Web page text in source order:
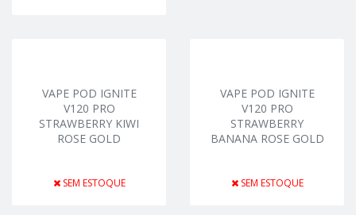
VAPE POD IGNITE
V120 PRO
STRAWBERRY KIWI
ROSE GOLD
SEM ESTOQUE
VAPE POD IGNITE
V120 PRO
STRAWBERRY
BANANA ROSE GOLD
SEM ESTOQUE